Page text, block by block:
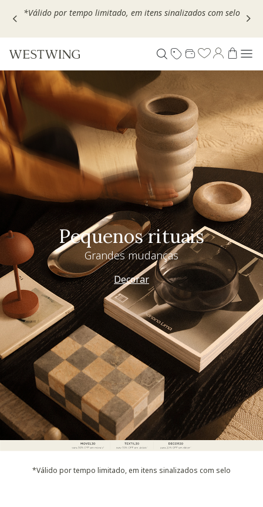
Escolha seu VOUCHER e ganhe até 30% OFF*: useMOVEL30,
Pequenos rituais
Grandes mudanças
Decorar
*Válido por tempo limitado, em itens sinalizados com selo